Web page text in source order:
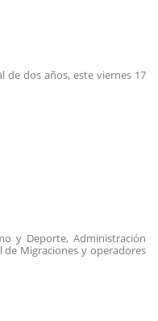
dos años, este viernes 17
y Deporte, Administración
de Migraciones y operadores